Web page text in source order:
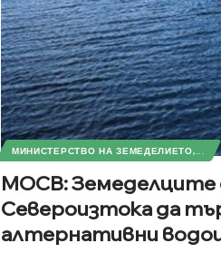
МИНИСТЕРСТВО НА ЗЕМЕДЕЛИЕТО,...
МОСВ:
Североизтока да
алтернативни